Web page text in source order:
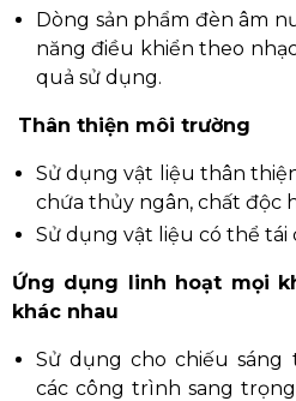
Dòng sản phẩm đèn âm
năng điều khiển theo
quả sử dụng.
Thân thiện môi trường
Sử dụng vật liệu thân
chứa thủy ngân, chất độc
Sử dụng vật liệu có thể tái
Ứng dụng linh hoạt mọi
khác nhau
Sử dụng cho chiếu sáng
các công trình sang